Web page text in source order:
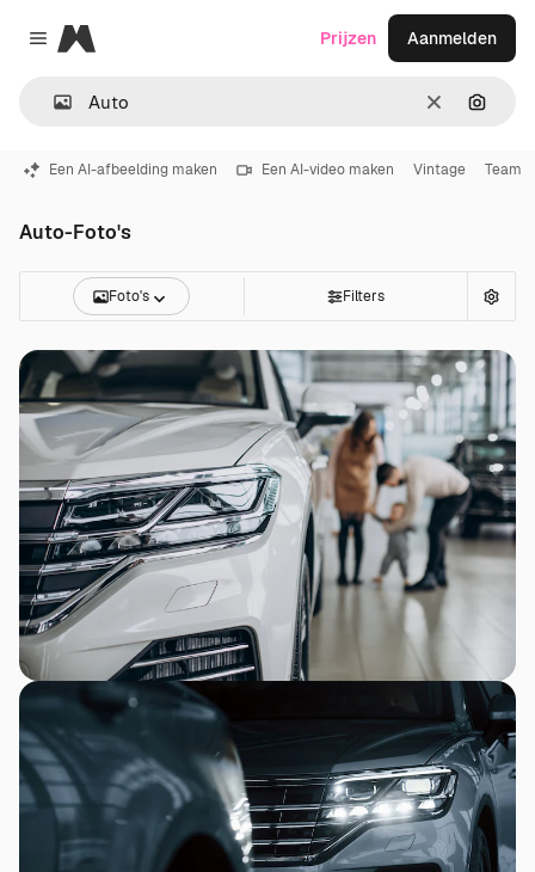
Close menu
Magnific
Wissen
Prijzen Aanmelden
Een AI-afbeelding maken Een AI-video maken Vintage Team
Auto-Foto's
Foto's Filters